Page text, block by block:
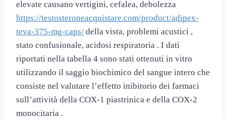
elevate causano vertigini, cefalea, debolezza
https://testosteroneacquistare.com/product/adipex-
teva-375-mg-caps/ della vista, problemi acustici ,
stato confusionale, acidosi respiratoria . I dati
riportati nella tabella 4 sono stati ottenuti in vitro
utilizzando il saggio biochimico del sangue intero che
consiste nel valutare l’effetto inibitorio dei farmaci
sull’attività della COX-1 piastrinica e della COX-2
monocitaria .